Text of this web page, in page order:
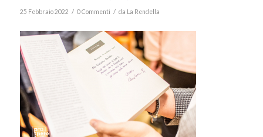
25 Febbraio 2022 / 0 Commenti / da La Rendella